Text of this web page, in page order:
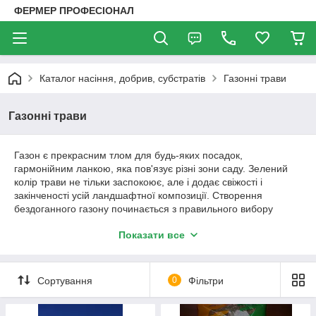
ФЕРМЕР ПРОФЕСІОНАЛ
Каталог насіння, добрив, субстратів Газонні трави
Газонні трави
Газон є прекрасним тлом для будь-яких посадок,
гармонійним ланкою, яка пов'язує різні зони саду. Зелений
колір трави не тільки заспокоює, але і додає свіжості і
закінченості усій ландшафтної композиції. Створення
бездоганного газону починається з правильного вибору
зможете переконатися, що наші газонні трави відрізняються
погоди, витривалістю до частого скошування, а також
утворюють потужну дернину і мають інтенсивний зелений
колір з ранньої весни до глибокої осені.
У нашому інтернет – магазині ви можете купити насіння
Показати все
Сортування 0 Фільтри